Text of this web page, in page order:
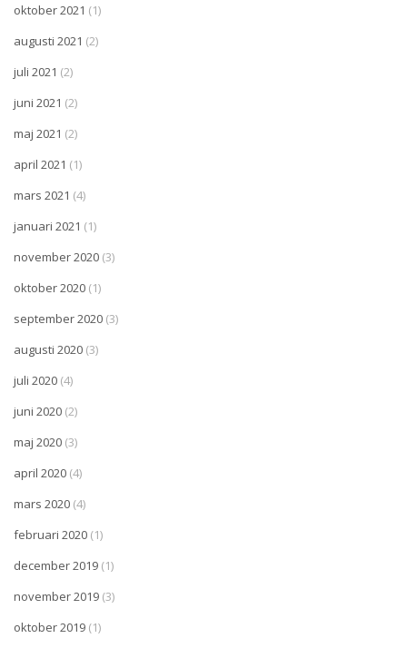
oktober 2021 (1)
augusti 2021 (2)
juli 2021 (2)
juni 2021 (2)
maj 2021 (2)
april 2021 (1)
mars 2021 (4)
januari 2021 (1)
november 2020 (3)
oktober 2020 (1)
september 2020 (3)
augusti 2020 (3)
juli 2020 (4)
juni 2020 (2)
maj 2020 (3)
april 2020 (4)
mars 2020 (4)
februari 2020 (1)
december 2019 (1)
november 2019 (3)
oktober 2019 (1)